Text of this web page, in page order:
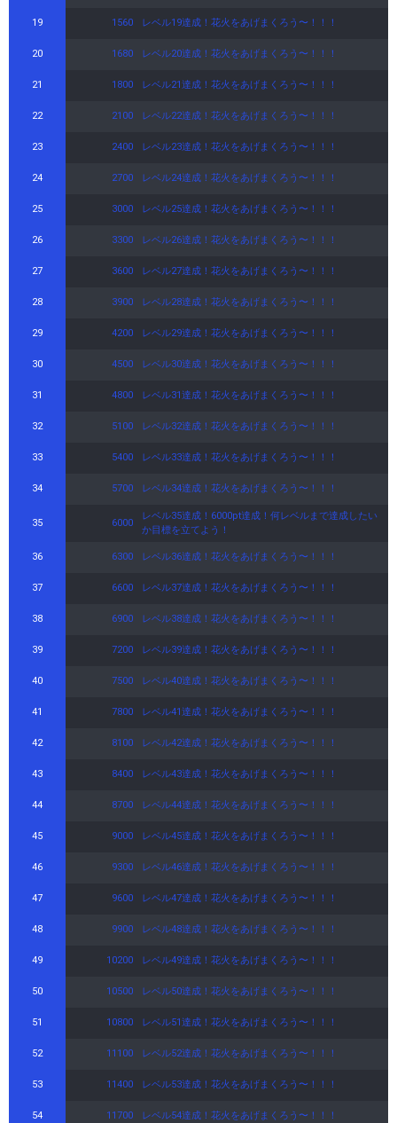
19 1560 レベル19達成！花火をあげまくろう〜！！！
20 1680 レベル20達成！花火をあげまくろう〜！！！
21 1800 レベル21達成！花火をあげまくろう〜！！！
22 2100 レベル22達成！花火をあげまくろう〜！！！
23 2400 レベル23達成！花火をあげまくろう〜！！！
24 2700 レベル24達成！花火をあげまくろう〜！！！
25 3000 レベル25達成！花火をあげまくろう〜！！！
26 3300 レベル26達成！花火をあげまくろう〜！！！
27 3600 レベル27達成！花火をあげまくろう〜！！！
28 3900 レベル28達成！花火をあげまくろう〜！！！
29 4200 レベル29達成！花火をあげまくろう〜！！！
30 4500 レベル30達成！花火をあげまくろう〜！！！
31 4800 レベル31達成！花火をあげまくろう〜！！！
32 5100 レベル32達成！花火をあげまくろう〜！！！
33 5400 レベル33達成！花火をあげまくろう〜！！！
34 5700 レベル34達成！花火をあげまくろう〜！！！
35 6000
レベル35達成！6000pt達成！何レベルまで達成したい
か目標を立てよう！
36 6300 レベル36達成！花火をあげまくろう〜！！！
37 6600 レベル37達成！花火をあげまくろう〜！！！
38 6900 レベル38達成！花火をあげまくろう〜！！！
39 7200 レベル39達成！花火をあげまくろう〜！！！
40 7500 レベル40達成！花火をあげまくろう〜！！！
41 7800 レベル41達成！花火をあげまくろう〜！！！
42 8100 レベル42達成！花火をあげまくろう〜！！！
43 8400 レベル43達成！花火をあげまくろう〜！！！
44 8700 レベル44達成！花火をあげまくろう〜！！！
45 9000 レベル45達成！花火をあげまくろう〜！！！
46 9300 レベル46達成！花火をあげまくろう〜！！！
47 9600 レベル47達成！花火をあげまくろう〜！！！
48 9900 レベル48達成！花火をあげまくろう〜！！！
49 10200 レベル49達成！花火をあげまくろう〜！！！
50 10500 レベル50達成！花火をあげまくろう〜！！！
51 10800 レベル51達成！花火をあげまくろう〜！！！
52 11100 レベル52達成！花火をあげまくろう〜！！！
53 11400 レベル53達成！花火をあげまくろう〜！！！
54 11700 レベル54達成！花火をあげまくろう〜！！！